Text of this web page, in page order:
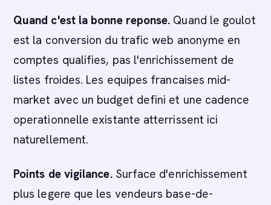
Quand c'est la bonne reponse. Quand le goulot
est la conversion du trafic web anonyme en
comptes qualifies, pas l'enrichissement de
listes froides. Les equipes francaises mid-
market avec un budget defini et une cadence
operationnelle existante atterrissent ici
naturellement.
Points de vigilance.Surface d'enrichissement
plus legere que les vendeurs base-de-